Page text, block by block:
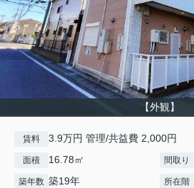
【外観】
賃料 3.9万円 管理/共益費 2,000円
面積 16.78㎡ 間取り
築年数 築19年 所在階